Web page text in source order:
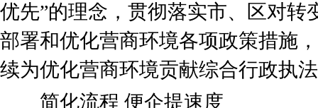
优先”的理念，贯彻落实市、区对转
部署和优化营商环境各项政策措施
续为优化营商环境贡献综合行政执
简化流程 便企提速度